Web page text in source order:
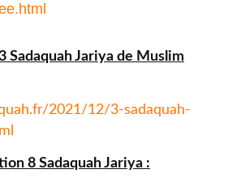
Sadaquah Jariya de Muslim
2021/12/3-sadaquah-
8 Sadaquah Jariya :